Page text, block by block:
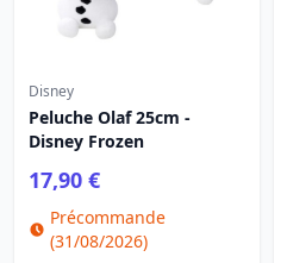
Disney
Peluche Olaf 25cm -
Disney Frozen
17,90 €
Précommande
(31/08/2026)